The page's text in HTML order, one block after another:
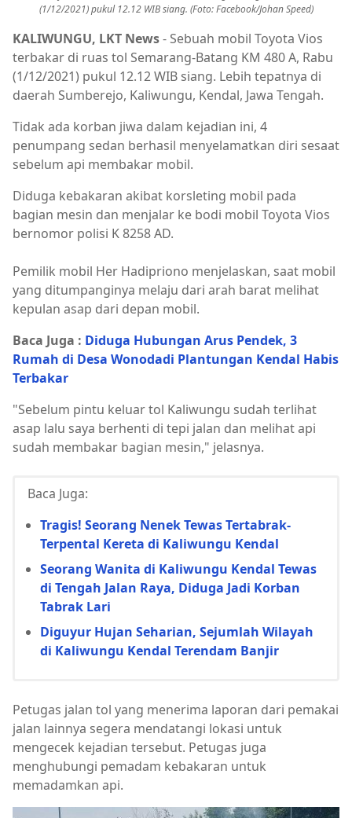
(1/12/2021) pukul 12.12 WIB siang. (Foto: Facebook/Johan Speed)
KALIWUNGU, LKT News- Sebuah mobil Toyota Vios
terbakar di ruas tol Semarang-Batang KM 480 A, Rabu
(1/12/2021) pukul 12.12 WIB siang. Lebih tepatnya di
daerah Sumberejo, Kaliwungu, Kendal, Jawa Tengah.
Tidak ada korban jiwa dalam kejadian ini, 4
penumpang sedan berhasil menyelamatkan diri sesaat
sebelum api membakar mobil.
Diduga kebakaran akibat korsleting mobil pada
bagian mesin dan menjalar ke bodi mobil Toyota Vios
bernomor polisi K 8258 AD.
Pemilik mobil Her Hadipriono menjelaskan, saat mobil
yang ditumpanginya melaju dari arah barat melihat
kepulan asap dari depan mobil.
Baca Juga : Diduga Hubungan Arus Pendek, 3
Rumah di Desa Wonodadi Plantungan Kendal Habis
Terbakar
"Sebelum pintu keluar tol Kaliwungu sudah terlihat
asap lalu saya berhenti di tepi jalan dan melihat api
sudah membakar bagian mesin," jelasnya.
Baca Juga:
Tragis! Seorang Nenek Tewas Tertabrak-
Terpental Kereta di Kaliwungu Kendal
Seorang Wanita di Kaliwungu Kendal Tewas
di Tengah Jalan Raya, Diduga Jadi Korban
Tabrak Lari
Diguyur Hujan Seharian, Sejumlah Wilayah
di Kaliwungu Kendal Terendam Banjir
Petugas jalan tol yang menerima laporan dari pemakai
jalan lainnya segera mendatangi lokasi untuk
mengecek kejadian tersebut. Petugas juga
menghubungi pemadam kebakaran untuk
memadamkan api.